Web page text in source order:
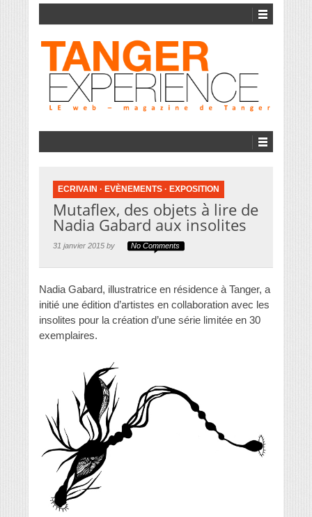
ECRIVAIN · EVÈNEMENTS · EXPOSITION
Mutaflex, des objets à lire de
Nadia Gabard aux insolites
31 janvier 2015 by No Comments
Nadia Gabard, illustratrice en résidence à Tanger, a
initié une édition d’artistes en collaboration avec les
insolites pour la création d’une série limitée en 30
exemplaires.